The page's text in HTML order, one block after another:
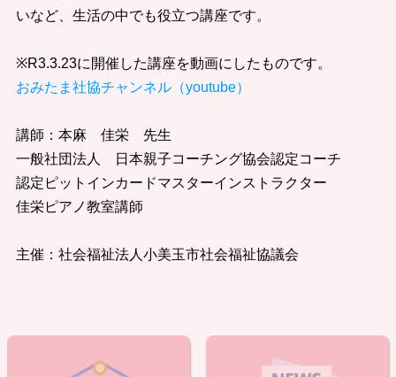
いなど、生活の中でも役立つ講座です。
※R3.3.23に開催した講座を動画にしたものです。
おみたま社協チャンネル（youtube）
講師：本麻 佳栄 先生
一般社団法人 日本親子コーチング協会認定コーチ
認定ピットインカードマスターインストラクター
佳栄ピアノ教室講師
主催：社会福祉法人小美玉市社会福祉協議会